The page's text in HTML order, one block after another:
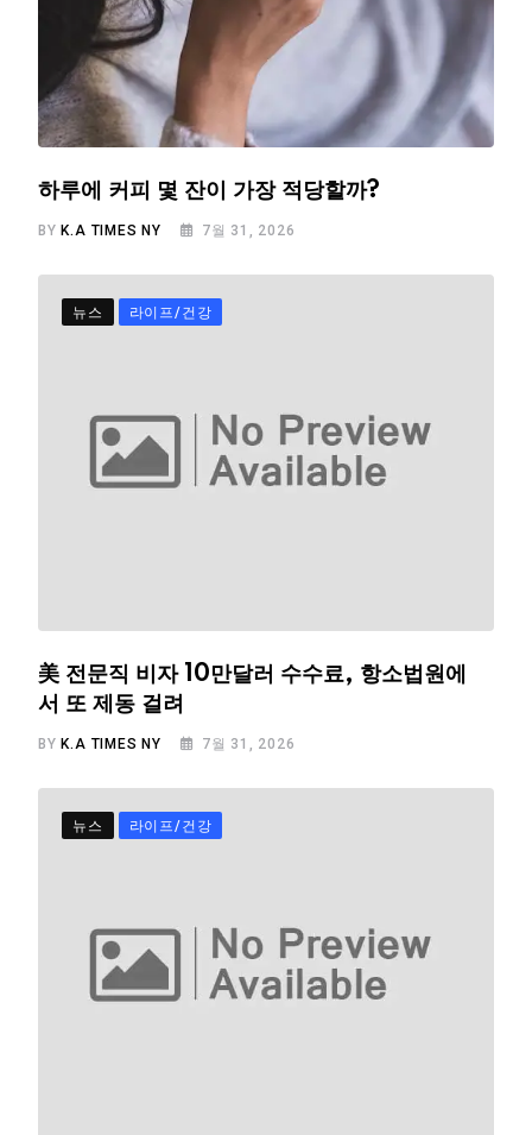
하루에 커피 몇 잔이 가장 적당할까?
BYK.A TIMES NY 7월 31, 2026
뉴스 라이프/건강
美 전문직 비자 10만달러 수수료, 항소법원에
서 또 제동 걸려
BY K.A TIMES NY 7월 31, 2026
뉴스 라이프/건강